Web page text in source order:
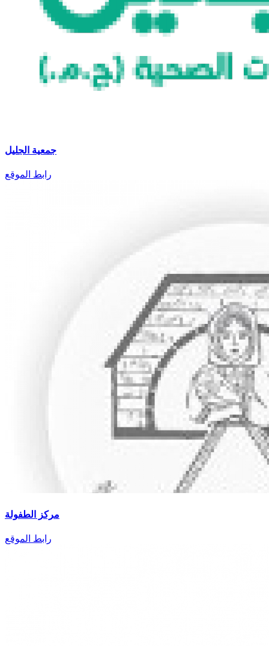
جمعية الجليل
رابط الموقع
مركز الطفولة
رابط الموقع